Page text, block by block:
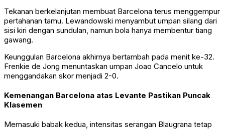
Tekanan berkelanjutan membuat Barcelona terus menggempur
pertahanan tamu. Lewandowski menyambut umpan silang dari
sisi kiri dengan sundulan, namun bola hanya membentur tiang
gawang.
Keunggulan Barcelona akhirnya bertambah pada menit ke-32.
Frenkie de Jong menuntaskan umpan Joao Cancelo untuk
menggandakan skor menjadi 2-0.
Kemenangan Barcelona atas Levante Pastikan Puncak
Klasemen
Memasuki babak kedua, intensitas serangan Blaugrana tetap